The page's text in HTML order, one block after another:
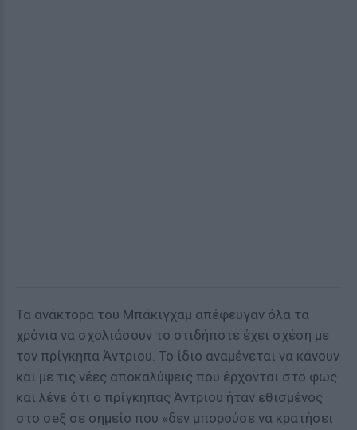
Τα ανάκτορα του Μπάκιγχαμ απέφευγαν όλα τα
χρόνια να σχολιάσουν το οτιδήποτε έχει σχέση με
τον πρίγκηπα Άντριου. To ίδιο αναμένεται να κάνουν
και με τις νέες αποκαλύψεις που έρχονται στο φως
και λένε ότι ο πρίγκηπας Άντριου ήταν εθισμένος
στο σeξ σε σημείο που «δεν μπορούσε να κρατήσει